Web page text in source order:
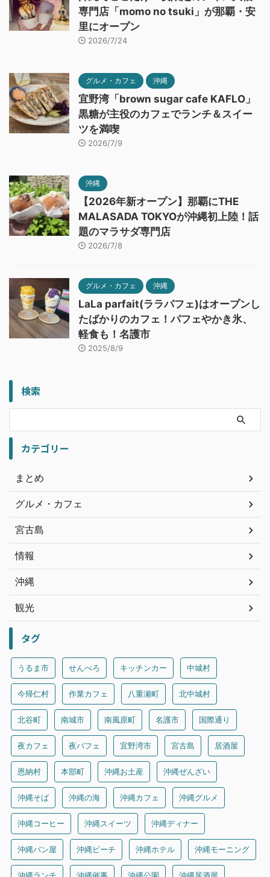
専門店「momo no tsuki」が那覇・安
里にオープン
2026/7/24
グルメ・カフェ 沖縄
宜野湾「brown sugar cafe KAFLO」
黒糖が主役のカフェでランチ＆スイー
ツを満喫
2026/7/9
沖縄
【2026年新オープン】那覇にTHE
MALASADA TOKYOが沖縄初上陸！話
題のマラサダ専門店
2026/7/8
グルメ・カフェ 沖縄
LaLa parfait(ララパフェ)はオープンし
たばかりのカフェ！パフェやかき氷、
軽食も！名護市
2025/8/9
検索
カテゴリー
まとめ
グルメ・カフェ
宮古島
情報
沖縄
観光
タグ
うるま市 せんべろ キッチンカー 中城村
今帰仁村 作業カフェ 八重瀬町 北中城村
北谷町 南城市 南風原町 名護市 国際通り
夜カフェ 夜パフェ 宜野湾市 宮古島 居酒屋
恩納村 本部町 沖縄お土産 沖縄ぜんざい
沖縄そば 沖縄の海 沖縄カフェ 沖縄グルメ
沖縄コーヒー 沖縄スイーツ 沖縄ディナー
沖縄パン屋 沖縄ビーチ 沖縄ホテル 沖縄モーニング